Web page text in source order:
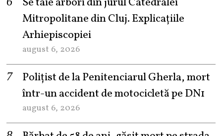
Mitropolitane din Cluj. Explicațiile
Arhiepiscopiei
august 6, 2026
Polițist de la Penitenciarul Gherla, mort
într-un accident de motocicletă pe DN1
august 6, 2026